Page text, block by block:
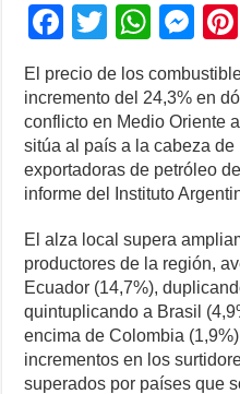
F
a
c
e
b
o
o
k
T
wi
tt
er
W
at
s
A
p
p
M
ss
e
n
g
er
El precio de los
incremento del 24,3% en
conflicto en Medio Oriente
sitúa al país a la cabeza
exportadoras de petróleo
informe del Instituto
El alza local supera
productores de la región,
Ecuador (14,7%),
quintuplicando a Brasil
encima de Colombia
incrementos en los
superados por países que